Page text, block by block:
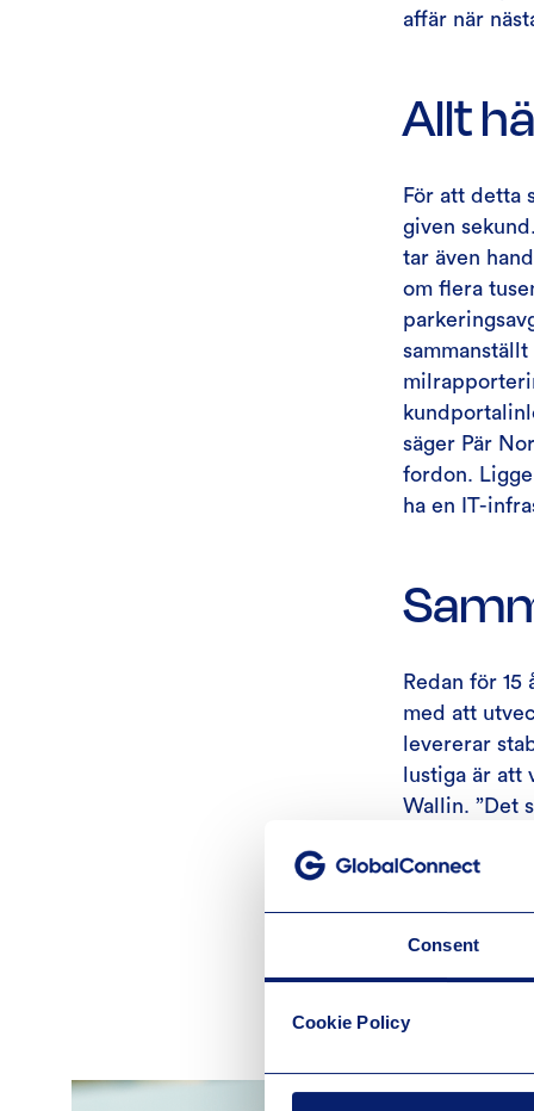
Consent
Cookie Policy
affär när
Allt
För att detta
given
tar även
om flera
säger Pär
fordon.
ha en IT-
Redan för
med att
levererar
lustiga är att
Wallin. ”Det
som man